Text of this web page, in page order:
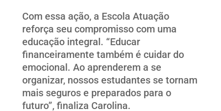
Com essa ação, a Escola Atuação
reforça seu compromisso com uma
educação integral. “Educar
financeiramente também é cuidar do
emocional. Ao aprenderem a se
organizar, nossos estudantes se tornam
mais seguros e preparados para o
futuro”, finaliza Carolina.